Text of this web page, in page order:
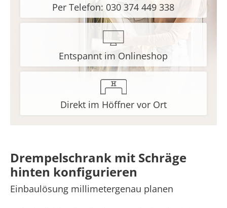
Per Telefon: 030 374 449 338
Entspannt im Onlineshop
Direkt im Höffner vor Ort
Drempelschrank mit Schräge
hinten konfigurieren
Einbaulösung millimetergenau planen